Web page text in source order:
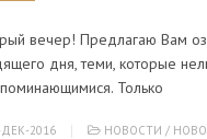
вечер! Предлагаю Вам
дня, теми, которые
Только
2016 НОВОСТИ /